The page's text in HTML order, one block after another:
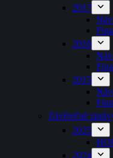
2017
2016
2015
Závěrečné
2025
2024